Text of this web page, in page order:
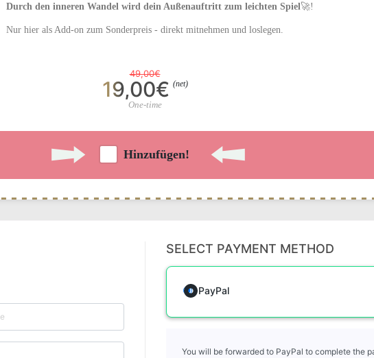
Durch den inneren Wandel wird dein Außenauftritt zum leichten Spiel🚀!
Nur hier als Add-on zum Sonderpreis - direkt mitnehmen und loslegen.
49,00€
19,00€ (net)
One-time
Hinzufügen!
SELECT PAYMENT METHOD
PayPal
You will be forwarded to PayPal to complete the